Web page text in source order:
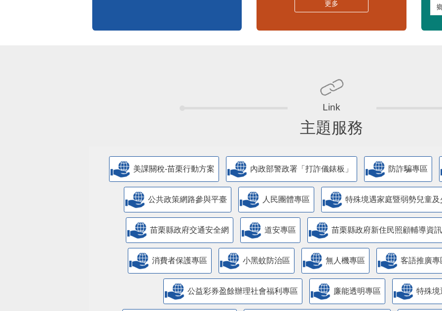
更多
主題服務
美課關稅-苗栗行動方案 內政部警政署「打詐儀錶板」 防詐騙專區
公共政策網路參與平臺 人民團體專區 特殊境遇家庭暨弱勢兒童
苗栗縣政府交通安全網 道安專區 苗栗縣政府新住民照顧輔導資
消費者保護專區 小黑蚊防治區 無人機專區 客語推廣專
公益彩券盈餘辦理社會福利專區 廉能透明專區 特殊境